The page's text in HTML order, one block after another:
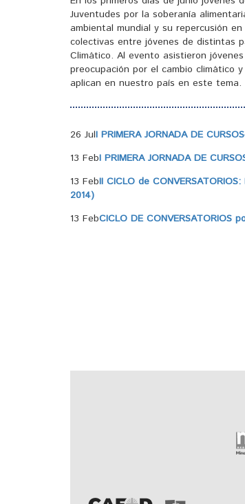
Juventudes por la soberanía
ambiental mundial y su repercusión
colectivas entre jóvenes de distintas
Climático. Al evento asistieron
preocupación por el cambio climático
aplican en nuestro país en este tema.
26 JulI PRIMERA JORNADA DE
13 FebI PRIMERA JORNADA DE
13 FebII CICLO de
2014)
13 FebCICLO DE